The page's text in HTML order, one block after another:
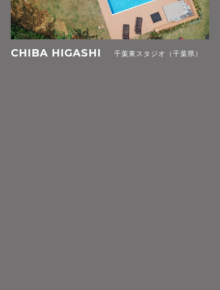
CHIBA HIGASHI 千葉東スタジオ（千葉県）